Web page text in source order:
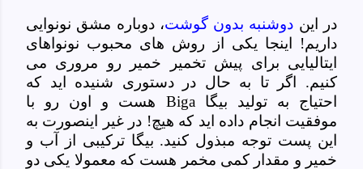
در این دوشنبه بدون گوشت، دوباره مشق نونوایی
داریم! اینجا یکی از روش های محبوب نونواهای
ایتالیایی برای پیش تخمیر خمیر رو مروری می
کنیم. اگر تا به حال در دستوری شنیده اید که
احتیاج به تولید بیگاBiga
هست و اون رو با
موفقیت انجام داده اید که هیچ! در غیر اینصورت به
این پست توجه مبذول کنید. بیگا ترکیبی از آب و
خمیر و مقدار کمی مخمر هست که معمولا یکی دو